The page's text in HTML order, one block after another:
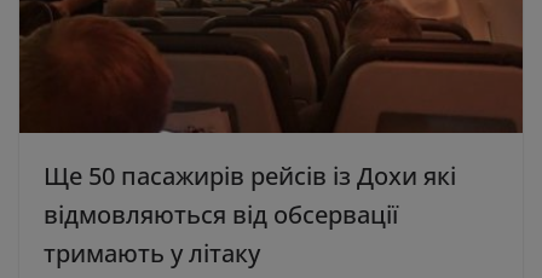
Ще 50 пасажирів рейсів із Дохи які
відмовляються від обсервації
тримають у літаку